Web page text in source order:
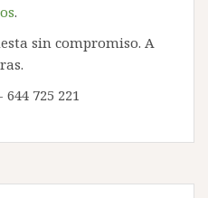
.
sin compromiso. A
- 644 725 221